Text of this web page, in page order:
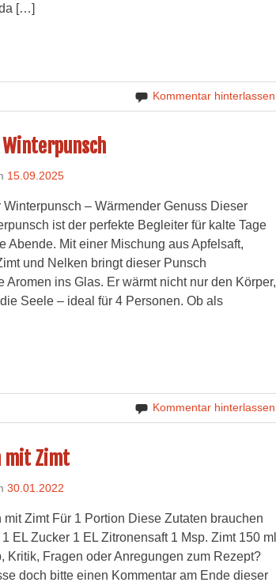
[…]
Kommentar hinterlassen
15.09.2025
Winterpunsch – Wärmender Genuss Dieser
ist der perfekte Begleiter für kalte Tage
Abende. Mit einer Mischung aus Apfelsaft,
und Nelken bringt dieser Punsch
Aromen ins Glas. Er wärmt nicht nur den Körper,
Seele – ideal für 4 Personen. Ob als
Kommentar hinterlassen
mit Zimt
30.01.2022
mit Zimt Für 1 Portion Diese Zutaten brauchen
EL Zucker 1 EL Zitronensaft 1 Msp. Zimt 150 ml
Kritik, Fragen oder Anregungen zum Rezept?
doch bitte einen Kommentar am Ende dieser